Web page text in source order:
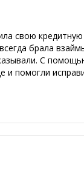
свою
брала
С
помогли